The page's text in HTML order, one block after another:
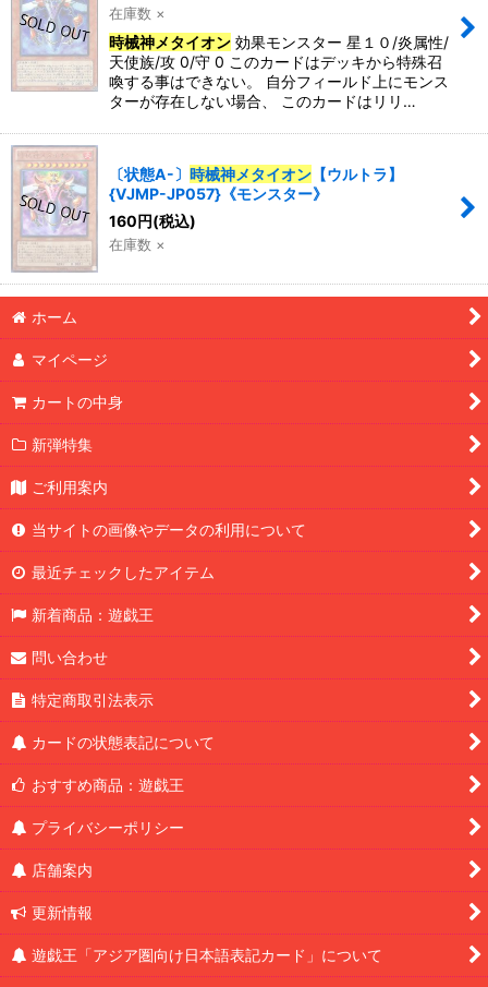
在庫数 ×
時械神メタイオン 効果モンスター 星１０/炎属性/
天使族/攻 0/守 0 このカードはデッキから特殊召
喚する事はできない。 自分フィールド上にモンス
ターが存在しない場合、 このカードはリリ…
〔状態A-〕 時械神メタイオン 【ウルトラ】
{VJMP-JP057}《モンスター》
160円(税込)
在庫数 ×
ホーム
マイページ
カートの中身
新弾特集
ご利用案内
当サイトの画像やデータの利用について
最近チェックしたアイテム
新着商品：遊戯王
問い合わせ
特定商取引法表示
カードの状態表記について
おすすめ商品：遊戯王
プライバシーポリシー
店舗案内
更新情報
遊戯王「アジア圏向け日本語表記カード」について